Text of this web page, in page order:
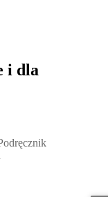
i dla
nauczycieli